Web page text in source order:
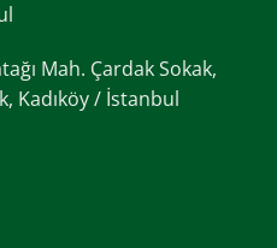
Mah. Çardak Sokak,
Kadıköy / İstanbul